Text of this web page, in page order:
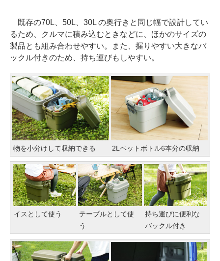
既存の70L、50L、30L の奥行きと同じ幅で設計してい
るため、クルマに積み込むときなどに、ほかのサイズの
製品とも組み合わせやすい。また、握りやすい大きなバ
ックル付きのため、持ち運びもしやすい。
物を小分けして収納できる 2Lペットボトル6本分の収納
イスとして使う
テーブルとして使
う
持ち運びに便利な
バックル付き